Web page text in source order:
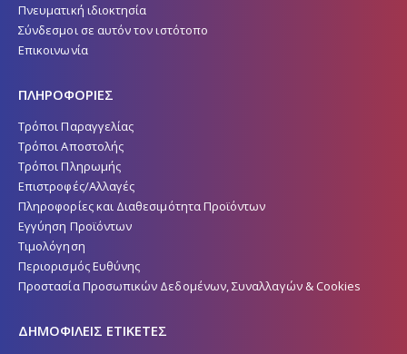
Πνευματική ιδιοκτησία
Σύνδεσμοι σε αυτόν τον ιστότοπο
Επικοινωνία
ΠΛΗΡΟΦΟΡΙΕΣ
Τρόποι Παραγγελίας
Τρόποι Αποστολής
Τρόποι Πληρωμής
Επιστροφές/Αλλαγές
Πληροφορίες και Διαθεσιμότητα Προϊόντων
Εγγύηση Προϊόντων
Τιμολόγηση
Περιορισμός Ευθύνης
Προστασία Προσωπικών Δεδομένων, Συναλλαγών & Cookies
ΔΗΜΟΦΙΛΕΙΣ ΕΤΙΚΕΤΕΣ